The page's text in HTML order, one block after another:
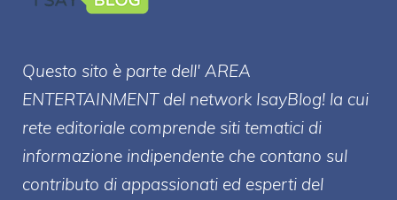
Questo sito è parte dell' AREA
ENTERTAINMENT del network IsayBlog! la cui
rete editoriale comprende siti tematici di
informazione indipendente che contano sul
contributo di appassionati ed esperti del